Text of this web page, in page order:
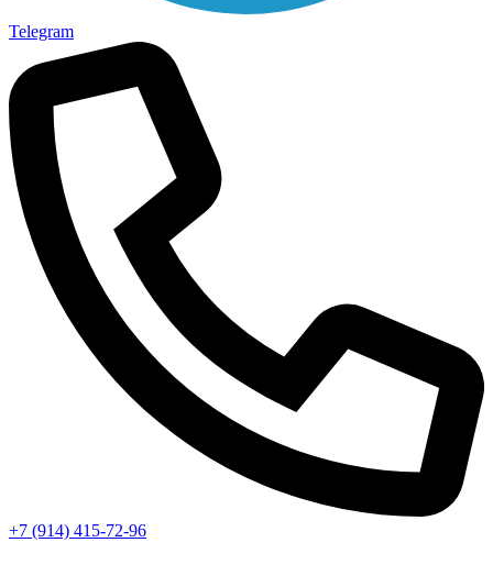
Telegram
+7 (914) 415-72-96